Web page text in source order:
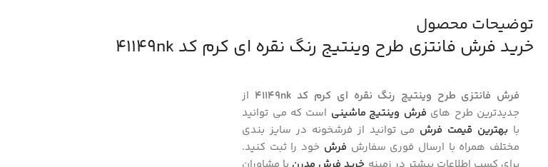
توضیحات محصول
خرید فرش فانتزی طرح وینتیج رنگ نقره ای کرم کد 41149nk
فرش فانتزی طرح وینتیج رنگ نقره ای کرم کد 41149nk
از
جدیدترین طرح های فرش وینتیج ماشینی است که می توانید
با بهترین قیمت فرش می توانید از فرشخونه در سایز بندی
مختلف همراه با ارسال فوری سفارش فرش خود را ثبت کنید.